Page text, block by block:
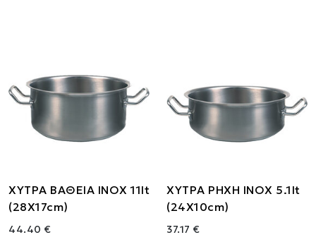
ΧΥΤΡΑ ΒΑΘΕΙΑ ΙΝΟΧ 11lt
(28X17cm)
44.40 €
ΧΥΤΡΑ ΡΗΧΗ ΙΝΟΧ 5.1lt
(24X10cm)
37.17 €